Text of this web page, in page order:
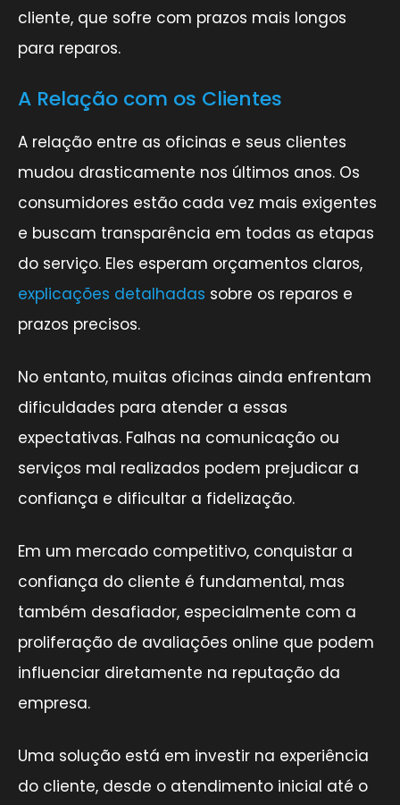
cliente, que sofre com prazos mais longos
para reparos.
A Relação com os Clientes
A relação entre as oficinas e seus clientes
mudou drasticamente nos últimos anos. Os
consumidores estão cada vez mais exigentes
e buscam transparência em todas as etapas
do serviço. Eles esperam orçamentos claros,
explicações detalhadas sobre os reparos e
prazos precisos.
No entanto, muitas oficinas ainda enfrentam
dificuldades para atender a essas
expectativas. Falhas na comunicação ou
serviços mal realizados podem prejudicar a
confiança e dificultar a fidelização.
Em um mercado competitivo, conquistar a
confiança do cliente é fundamental, mas
também desafiador, especialmente com a
proliferação de avaliações online que podem
influenciar diretamente na reputação da
empresa.
Uma solução está em investir na experiência
do cliente, desde o atendimento inicial até o